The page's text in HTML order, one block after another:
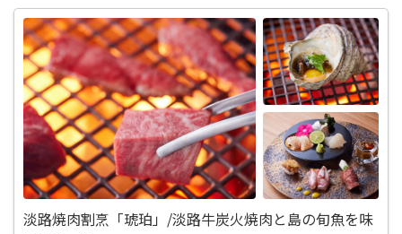
淡路焼肉割烹「琥珀」/淡路牛炭火焼肉と島の旬魚を味